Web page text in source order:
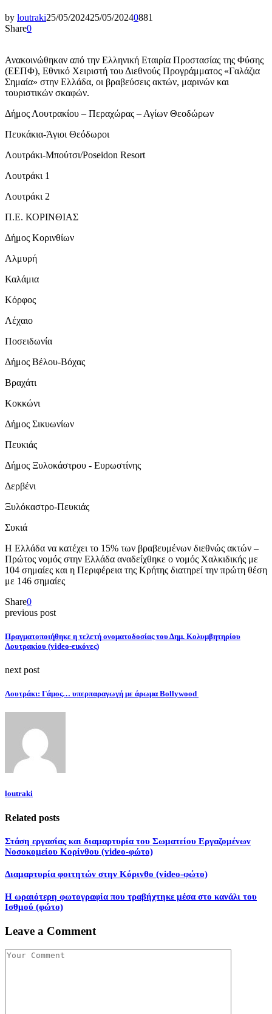
by loutraki25/05/202425/05/20240881
Share0
Ανακοινώθηκαν από την Ελληνική Εταιρία Προστασίας της Φύσης
(ΕΕΠΦ), Εθνικό Χειριστή του Διεθνούς Προγράμματος «Γαλάζια
Σημαία» στην Ελλάδα, οι βραβεύσεις ακτών, μαρινών και
τουριστικών σκαφών.
Δήμος Λουτρακίου – Περαχώρας – Αγίων Θεοδώρων
Πευκάκια-Άγιοι Θεόδωροι
Λουτράκι-Μπούτσι/Poseidon Resort
Λουτράκι 1
Λουτράκι 2
Π.Ε. ΚΟΡΙΝΘΙΑΣ
Δήμος Κορινθίων
Αλμυρή
Καλάμια
Κόρφος
Λέχαιο
Ποσειδωνία
Δήμος Βέλου-Βόχας
Βραχάτι
Κοκκώνι
Δήμος Σικυωνίων
Πευκιάς
Δήμος Ξυλοκάστρου - Ευρωστίνης
Δερβένι
Ξυλόκαστρο-Πευκιάς
Συκιά
Η Ελλάδα να κατέχει το 15% των βραβευμένων διεθνώς ακτών –
Πρώτος νομός στην Ελλάδα αναδείχθηκε ο νομός Χαλκιδικής με
104 σημαίες και η Περιφέρεια της Κρήτης διατηρεί την πρώτη θέση
με 146 σημαίες
Share0
previous post
Πραγματοποιήθηκε η τελετή ονοματοδοσίας του Δημ. Κολυμβητηρίου
Λουτρακίου (video-εικόνες)
next post
Λουτράκι: Γάμος… υπερπαραγωγή με άρωμα Bollywood
loutraki
Related posts
Στάση εργασίας και διαμαρτυρία του Σωματείου Εργαζομένων
Νοσοκομείου Κορίνθου (video-φώτο)
Διαμαρτυρία φοιτητών στην Κόρινθο (video-φώτο)
Η ωραιότερη φωτογραφία που τραβήχτηκε μέσα στο κανάλι του
Ισθμού (φώτο)
Leave a Comment